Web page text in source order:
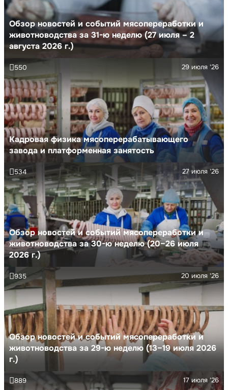
Обзор новостей и событий мясопереработки и
животноводства за 31-ю неделю (27 июля – 2
августа 2026 г.)
Кадровая физика мясоперерабатывающего
завода и платформенная занятость
29 июля '26
550
Обзор новостей и событий мясопереработки и
животноводства за 30-ю неделю (20–26 июля
2026 г.)
27 июля '26
534
Обзор новостей и событий мясопереработки и
животноводства за 29-ю неделю (13–19 июля 2026
г.)
20 июля '26
935
17 июля '26
889